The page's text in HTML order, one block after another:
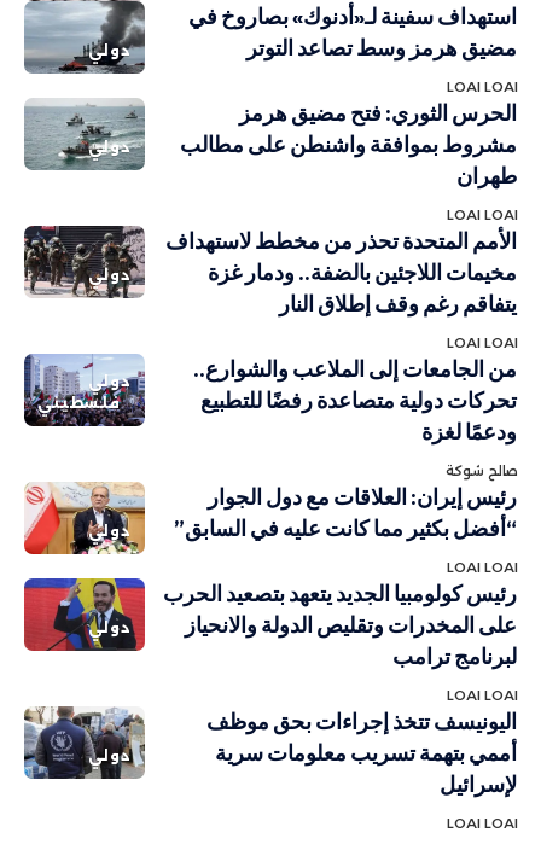
دولي
استهداف سفينة لـ«أدنوك» بصاروخ في
مضيق هرمز وسط تصاعد التوتر
LOAI LOAI
دولي
الحرس الثوري: فتح مضيق هرمز
مشروط بموافقة واشنطن على مطالب
طهران
LOAI LOAI
دولي
الأمم المتحدة تحذر من مخطط لاستهداف
مخيمات اللاجئين بالضفة.. ودمار غزة
يتفاقم رغم وقف إطلاق النار
LOAI LOAI
دولي
فلسطيني
من الجامعات إلى الملاعب والشوارع..
تحركات دولية متصاعدة رفضًا للتطبيع
ودعمًا لغزة
صالح شوكة
دولي
رئيس إيران: العلاقات مع دول الجوار
“أفضل بكثير مما كانت عليه في السابق”
LOAI LOAI
دولي
رئيس كولومبيا الجديد يتعهد بتصعيد الحرب
على المخدرات وتقليص الدولة والانحياز
لبرنامج ترامب
LOAI LOAI
دولي
اليونيسف تتخذ إجراءات بحق موظف
أممي بتهمة تسريب معلومات سرية
لإسرائيل
LOAI LOAI